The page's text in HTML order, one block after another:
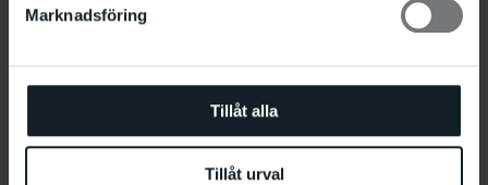
Marknadsföring
Tillåt alla
Tillåt urval